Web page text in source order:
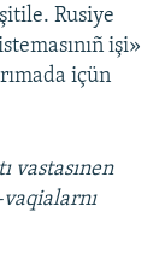
Rusiye
işi»
içün
vastasınen